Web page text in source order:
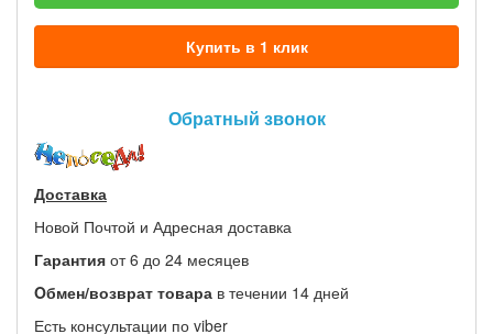
Купить в 1 клик
Обратный звонок
Доставка
Новой Почтой и Адресная доставка
Гарантия от 6 до 24 месяцев
Oбмен/возврат товара в течении 14 дней
Есть консультации по viber